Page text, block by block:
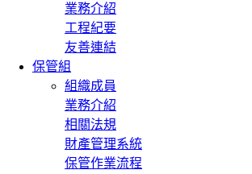
業務介紹
工程紀要
友善連結
保管組
組織成員
業務介紹
相關法規
財產管理系統
保管作業流程